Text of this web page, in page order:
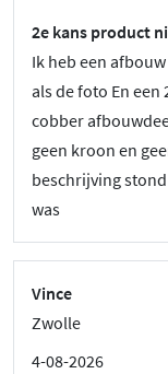
2e kans product
Ik heb een
als de foto En
cobber
geen kroon en
beschrijving
was
Vince
Zwolle
4-08-2026